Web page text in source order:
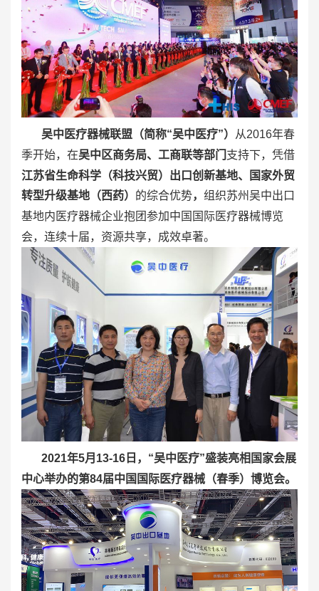
吴中医疗器械联盟（简称“吴中医疗”）
从2016年春
季开始，在吴中区商务局、工商联等部门 支持下， 凭借
江苏省生命科学（科技兴贸）出口创新基地、国家外贸
转型升级基地（西药） 的综合优势， 组织苏州吴中出口
基地内医疗器械企业抱团参加中国国际医疗器械博览
会，连续十届，资源共享，成效卓著。
2021年5月13-16日，“吴中医疗”盛装亮相国家会展
中心举办的第84届中国国际医疗器械（春季）博览会。